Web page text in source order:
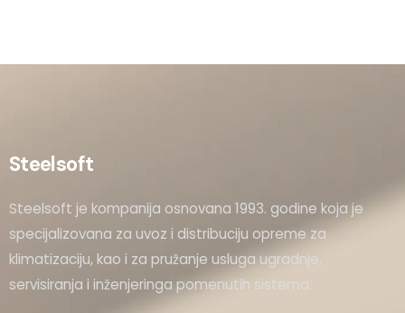
Steelsoft
Steelsoft je kompanija osnovana 1993. godine koja je
specijalizovana za uvoz i distribuciju opreme za
klimatizaciju, kao i za pružanje usluga ugradnje,
servisiranja i inženjeringa pomenutih sistema.